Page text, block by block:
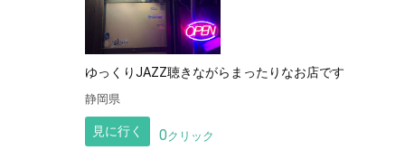
ゆっくりJAZZ聴きながらまったりなお店です
静岡県
見に行く 0クリック